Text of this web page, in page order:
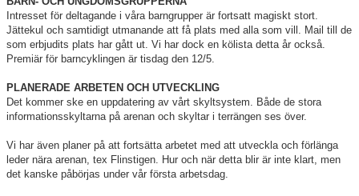
Intresset för deltagande i våra barngrupper är fortsatt magiskt stort.
Jättekul och samtidigt utmanande att få plats med alla som vill. Mail till de
som erbjudits plats har gått ut. Vi har dock en kölista detta år också.
Premiär för barncyklingen är tisdag den 12/5.
PLANERADE ARBETEN OCH UTVECKLING
Det kommer ske en uppdatering av vårt skyltsystem. Både de stora
informationsskyltarna på arenan och skyltar i terrängen ses över.
Vi har även planer på att fortsätta arbetet med att utveckla och förlänga
leder nära arenan, tex Flinstigen. Hur och när detta blir är inte klart, men
det kanske påbörjas under vår första arbetsdag.